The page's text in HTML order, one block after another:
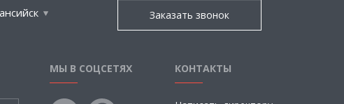
Заказать звонок
МЫ В СОЦСЕТЯХ КОНТАКТЫ